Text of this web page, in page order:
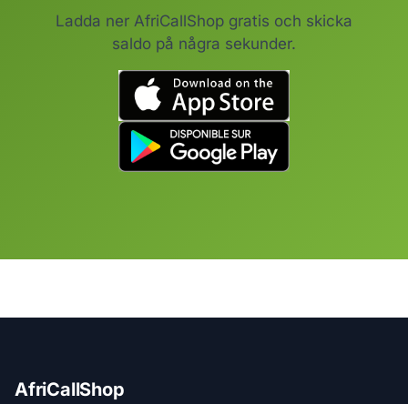
Ladda ner AfriCallShop gratis och skicka
saldo på några sekunder.
AfriCallShop